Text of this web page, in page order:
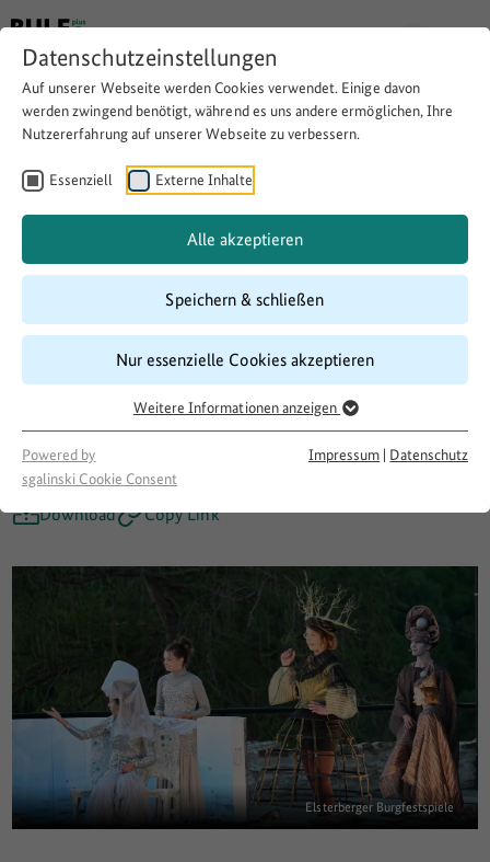
Datenschutzeinstellungen
Auf unserer Webseite werden Cookies verwendet. Einige davon
werden zwingend benötigt, während es uns andere ermöglichen, Ihre
Nutzererfahrung auf unserer Webseite zu verbessern.
Essenziell Externe Inhalte
Alle akzeptieren
Speichern & schließen
Nur essenzielle Cookies akzeptieren
Weitere Informationen anzeigen
Powered by
sgalinski Cookie Consent
Impressum | Datenschutz
Zurück
BULEplus-
Werkstattgespräch
am 25. Juni:
Partizipative
Kulturprojekte
Thema: Kultur in ländlichen Räumen
Download
Copy Link
Elsterberger Burgfestspiele